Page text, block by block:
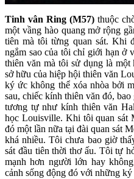
Tinh vân Ring (M57)thuộc
một vầng hào quang mở rộng
tiên mà tôi từng quan sát. Khi
ngắm sao của tôi chỉ giới hạn ở
thiên văn mà tôi sử dụng là
sở hữu của hiệp hội thiên văn
ký ức không thể xóa nhòa bởi
sau, chiếc kính thiên văn đó,
tương tự như kính thiên văn
học Louisville. Khi tôi quan sát
đó một lần nữa tại đài quan sát
khá nhiều. Tôi chưa bao giờ
sát đầu tiên thời thơ ấu. Tôi tự
mạnh hơn người lớn hay
cảnh sống động đó với những